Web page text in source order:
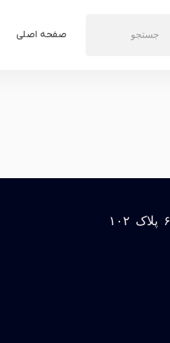
برای:
صفحه اصلی